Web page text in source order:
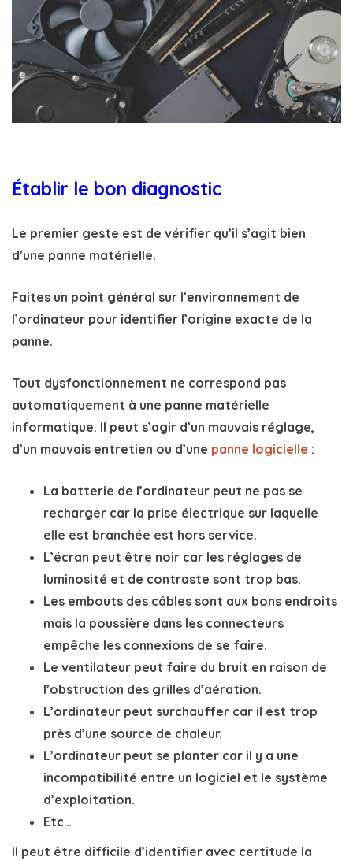
Établir le bon diagnostic
Le premier geste est de vérifier qu’il s’agit bien
d’une panne matérielle.
Faites un point général sur l’environnement de
l’ordinateur pour identifier l’origine exacte de la
panne.
Tout dysfonctionnement ne correspond pas
automatiquement à une panne matérielle
informatique. Il peut s’agir d’un mauvais réglage,
d’un mauvais entretien ou d’une panne logicielle :
La batterie de l’ordinateur peut ne pas se
recharger car la prise électrique sur laquelle
elle est branchée est hors service.
L’écran peut être noir car les réglages de
luminosité et de contraste sont trop bas.
Les embouts des câbles sont aux bons endroits
mais la poussière dans les connecteurs
empêche les connexions de se faire.
Le ventilateur peut faire du bruit en raison de
l’obstruction des grilles d’aération.
L’ordinateur peut surchauffer car il est trop
près d’une source de chaleur.
L’ordinateur peut se planter car il y a une
incompatibilité entre un logiciel et le système
d’exploitation.
Etc…
Il peut être difficile d’identifier avec certitude la